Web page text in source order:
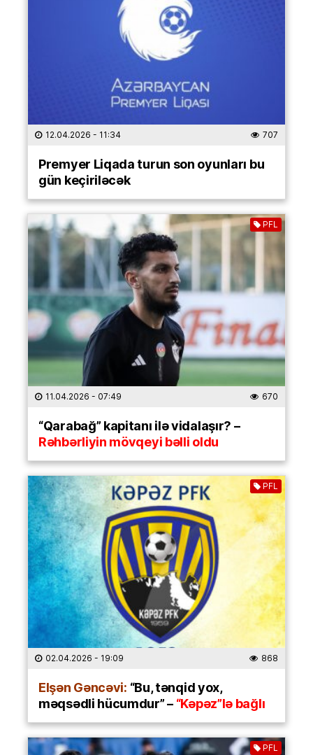
12.04.2026 - 11:34 707
Premyer Liqada turun son oyunları bu
gün keçiriləcək
PFL
11.04.2026 - 07:49 670
“Qarabağ” kapitanı ilə vidalaşır? –
Rəhbərliyin mövqeyi bəlli oldu
PFL
02.04.2026 - 19:09 868
Elşən Gəncəvi: “Bu, tənqid yox,
məqsədli hücumdur” –“Kəpəz”lə bağlı
PFL